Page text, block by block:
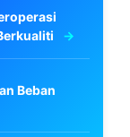
Beban